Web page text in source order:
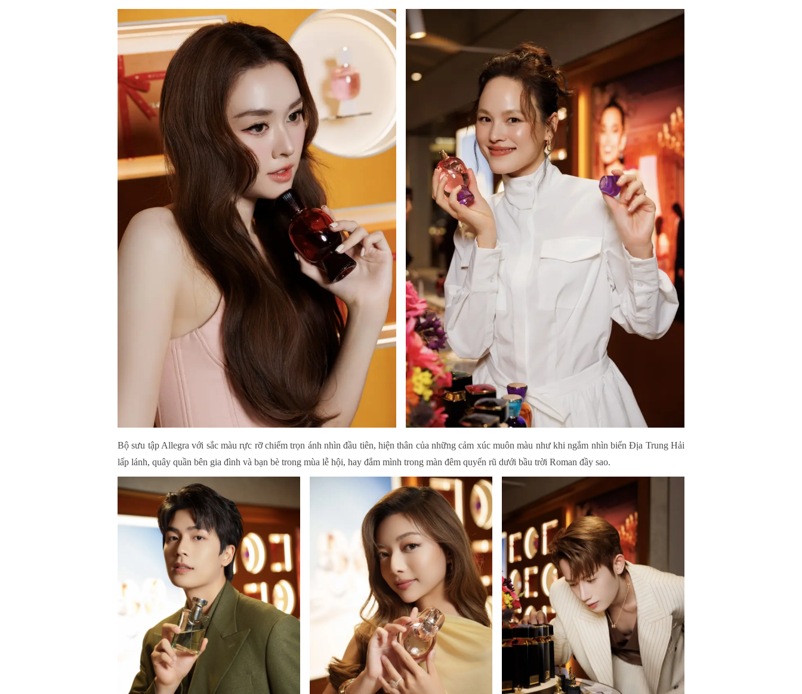
Bộ sưu tập Allegra với sắc màu rực rỡ chiếm trọn ánh nhìn đầu tiên, hiện thân của những cảm xúc muôn màu như khi ngắm nhìn biển Địa Trung Hải
lấp lánh, quây quần bên gia đình và bạn bè trong mùa lễ hội, hay đắm mình trong màn đêm quyến rũ dưới bầu trời Roman đầy sao.